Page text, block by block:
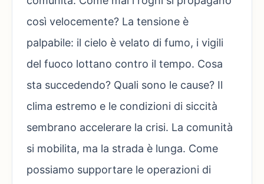
così velocemente? La tensione è
palpabile: il cielo è velato di fumo, i vigili
del fuoco lottano contro il tempo. Cosa
sta succedendo? Quali sono le cause? Il
clima estremo e le condizioni di siccità
sembrano accelerare la crisi. La comunità
si mobilita, ma la strada è lunga. Come
possiamo supportare le operazioni di